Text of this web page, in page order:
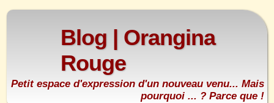
Blog | Orangina
Rouge
Petit espace d'expression d'un nouveau venu... Mais
pourquoi ... ? Parce que !